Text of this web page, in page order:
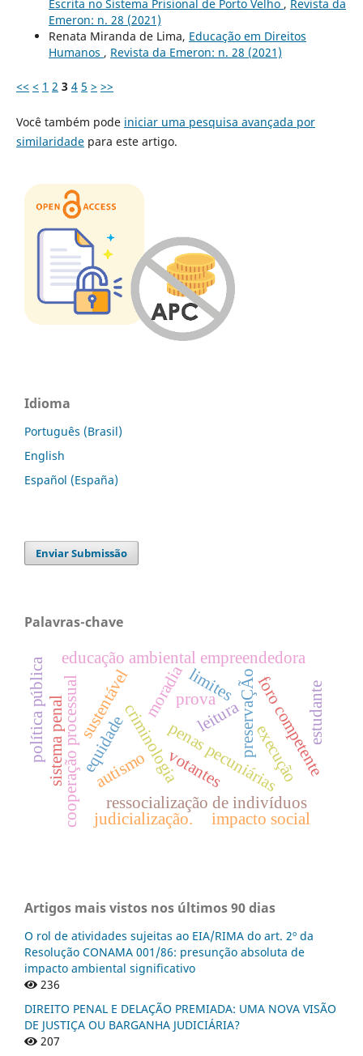
Escrita no Sistema Prisional de Porto Velho , Revista da
Emeron: n. 28 (2021)
Renata Miranda de Lima, Educação em Direitos
Humanos , Revista da Emeron: n. 28 (2021)
<< < 1 2 3 4 5 > >>
Você também pode iniciar uma pesquisa avançada por
similaridadepara este artigo.
Idioma
Português (Brasil)
English
Español (España)
Enviar Submissão
Palavras-chave
penas pecuniárias
preservaÇÃo
criminologia
educação ambiental empreendedora
sustentável leitura
ressocialização de indivíduos
moradia
execução
cooperação processual foro competente
sistema penal
impacto social
equidade
limites
prova estudante
política pública
judicialização.
autismo votantes
Artigos mais vistos nos últimos 90 dias
O rol de atividades sujeitas ao EIA/RIMA do art. 2º da
Resolução CONAMA 001/86: presunção absoluta de
impacto ambiental significativo
236
DIREITO PENAL E DELAÇÃO PREMIADA: UMA NOVA VISÃO
DE JUSTIÇA OU BARGANHA JUDICIÁRIA?
207